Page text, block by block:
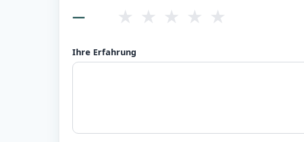
— ★ ★ ★ ★ ★
Ihre Erfahrung